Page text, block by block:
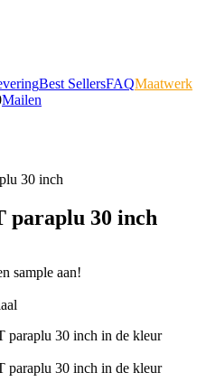
Best SellersFAQMaatwerk
Mailen
30 inch
paraplu 30 inch
sample aan!